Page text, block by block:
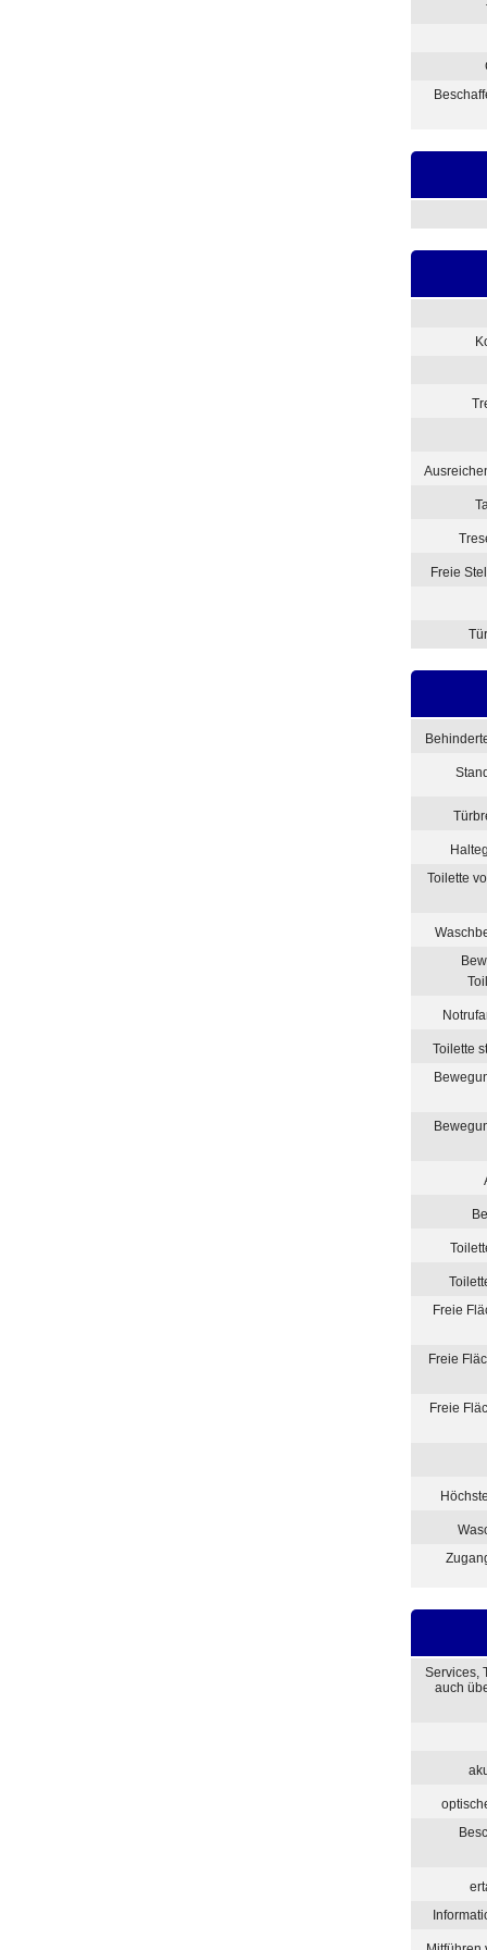
Freie
Toilette
Toilette
Freie
Freie
Freie
Services,
auch